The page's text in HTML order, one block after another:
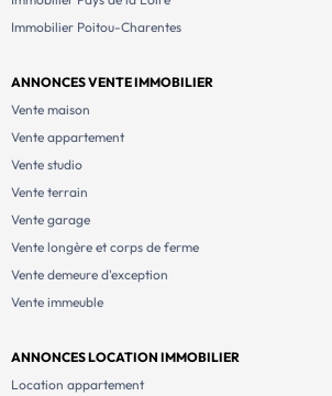
Immobilier Poitou-Charentes
ANNONCES VENTE IMMOBILIER
Vente maison
Vente appartement
Vente studio
Vente terrain
Vente garage
Vente longère et corps de ferme
Vente demeure d'exception
Vente immeuble
ANNONCES LOCATION IMMOBILIER
Location appartement